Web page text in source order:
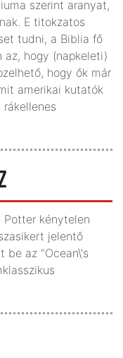
szerint aranyat,
E titokzatos
tudni, a Biblia fő
az, hogy (napkeleti)
hogy ők már
amerikai kutatók
kénytelen
jelentő
be az "Ocean\'s